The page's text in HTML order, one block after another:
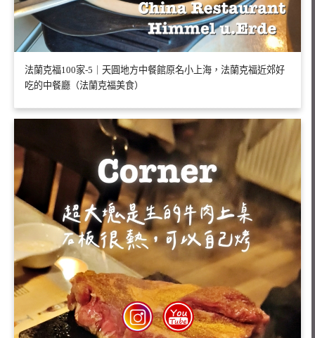
法蘭克福100家-5｜天圓地方中餐館原名小上海，法蘭克福近郊好
吃的中餐廳（法蘭克福美食）